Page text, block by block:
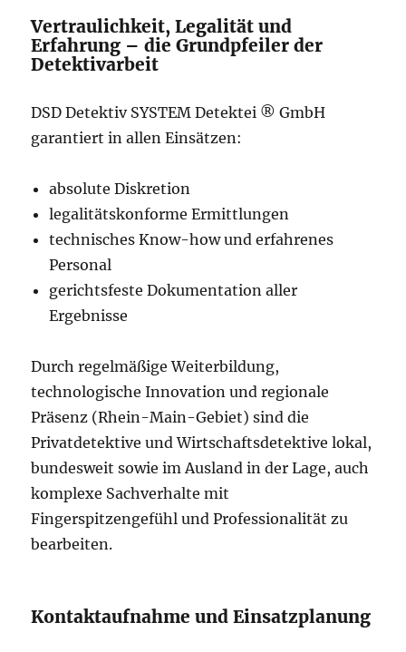
Vertraulichkeit, Legalität und
Erfahrung – die Grundpfeiler der
Detektivarbeit
DSD Detektiv SYSTEM Detektei ® GmbH
garantiert in allen Einsätzen:
absolute Diskretion
legalitätskonforme Ermittlungen
technisches Know-how und erfahrenes
Personal
gerichtsfeste Dokumentation aller
Ergebnisse
Durch regelmäßige Weiterbildung,
technologische Innovation und regionale
Präsenz (Rhein-Main-Gebiet) sind die
Privatdetektive und Wirtschaftsdetektive lokal,
bundesweit sowie im Ausland in der Lage, auch
komplexe Sachverhalte mit
Fingerspitzengefühl und Professionalität zu
bearbeiten.
Kontaktaufnahme und Einsatzplanung